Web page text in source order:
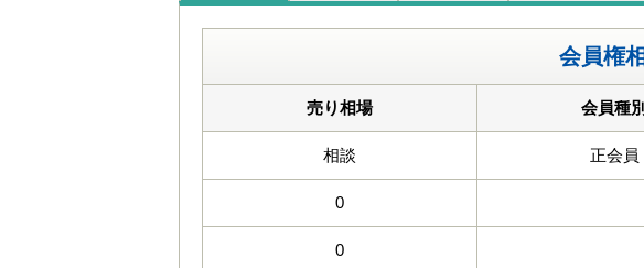
会員権
売り相場 会員種別
相談 正会員
0
0